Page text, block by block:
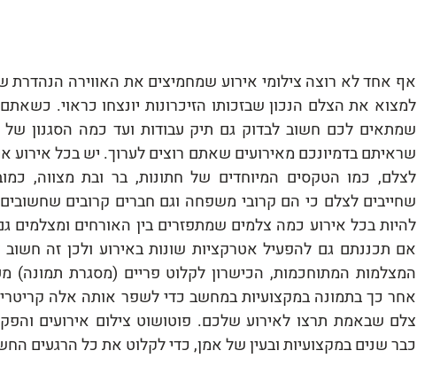
אף אחד לא רוצה צילומי אירוע שמחמיצים את האווירה הנהדרת
למצוא את הצלם הנכון שבזכותו הזיכרונות יונצחו כראוי.
שמתאים לכם חשוב לבדוק גם תיק עבודות ועד כמה הסגנון
שראיתם בדמיונכם מאירועים שאתם רוצים לערוך. יש בכל אירוע
לצלם, כמו הטקסים המיוחדים של חתונות, בר ובת מצווה,
שחייבים לצלם כי הם קרובי משפחה וגם חברים קרובים
להיות בכל אירוע כמה צלמים שמתפזרים בין האורחים ומצלמים
אם תכננתם גם להפעיל אטרקציות שונות באירוע ולכן זה חשוב
המצלמות המתוחכמות, הכישרון לקלוט פריים (מסגרת תמונה)
אחר כך בתמונה במקצועיות במחשב כדי לשפר אותה אלה
צלם שבאמת תרצו לאירוע שלכם. פוטושוט צילום אירועים
כבר שנים במקצועיות ובעין של אמן, כדי לקלוט את כל הרגעים